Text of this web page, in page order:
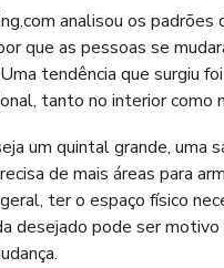
analisou os padrões
que as pessoas se
tendência que surgiu
tanto no interior como
um quintal grande, uma
de mais áreas para
ter o espaço físico
desejado pode ser motivo